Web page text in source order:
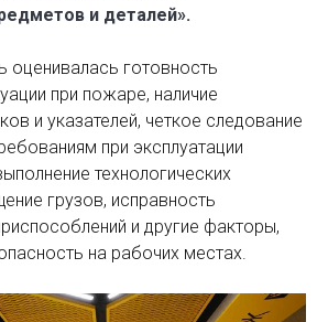
и деталей».
оценивалась готовность
при пожаре, наличие
и указателей, четкое следование
при эксплуатации
технологических
грузов, исправность
и другие факторы,
на рабочих местах.